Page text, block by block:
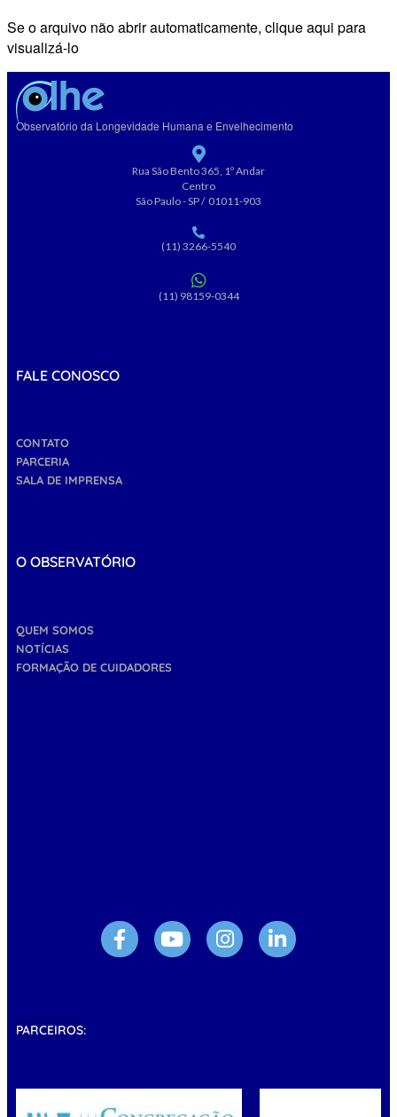
Se o arquivo não abrir automaticamente, clique aqui para
visualizá-lo
Observatório da Longevidade Humana e Envelhecimento
Rua São Bento 365, 1º Andar
Centro
São Paulo - SP / 01011-903
(11) 3266-5540
(11) 98159-0344
FALE CONOSCO
CONTATO
PARCERIA
SALA DE IMPRENSA
O OBSERVATÓRIO
QUEM SOMOS
NOTÍCIAS
FORMAÇÃO DE CUIDADORES
PARCEIROS: